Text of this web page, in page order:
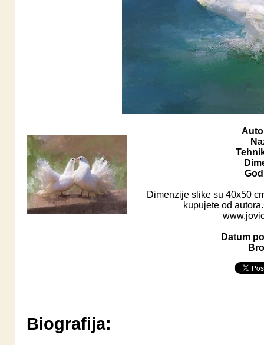
Dimenzije slike su 40x50
kupujete od
Datum
Biografija: